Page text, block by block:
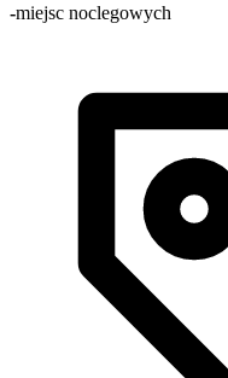
-miejsc noclegowych